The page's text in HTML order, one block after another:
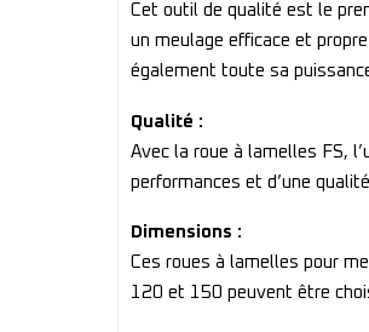
Cet outil de qualité est le
un meulage efficace et
également toute sa
Qualité :
Avec la roue à lamelles FS,
performances et d’une
Dimensions :
Ces roues à lamelles pour
120 et 150 peuvent être